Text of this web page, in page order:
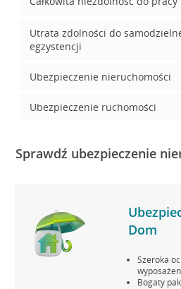
Utrata zdolności do
egzystencji
Ubezpieczenie nieruchomości
Ubezpieczenie ruchomości
Sprawdź ubezpieczenie
Dom
Szeroka
Bogaty